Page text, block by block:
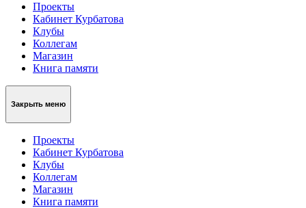
Проекты
Кабинет Курбатова
Клубы
Коллегам
Магазин
Книга памяти
Закрыть меню
Проекты
Кабинет Курбатова
Клубы
Коллегам
Магазин
Книга памяти